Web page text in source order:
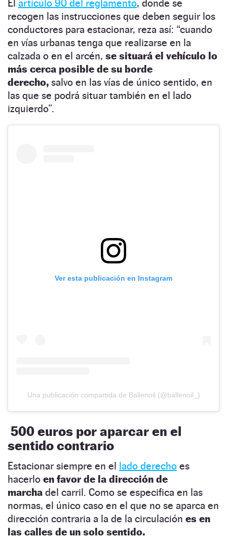
El artículo 90 del reglamento, donde se
recogen las instrucciones que deben seguir los
conductores para estacionar, reza así: “cuando
en vías urbanas tenga que realizarse en la
calzada o en el arcén, se situará el vehículo lo
más cerca posible de su borde
derecho, salvo en las vías de único sentido, en
las que se podrá situar también en el lado
izquierdo”.
Ver esta publicación en Instagram
Una publicación compartida de Ballenoil (@ballenoil_)
500 euros por aparcar en el
sentido contrario
Estacionar siempre en el lado derecho es
hacerlo en favor de la dirección de
marcha del carril. Como se especifica en las
normas, el único caso en el que no se aparca en
dirección contraria a la de la circulación es en
las calles de un solo sentido.